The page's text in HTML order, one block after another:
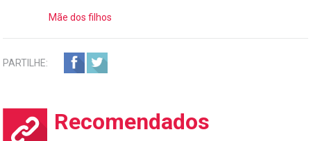
Mãe dos filhos
PARTILHE:
Recomendados